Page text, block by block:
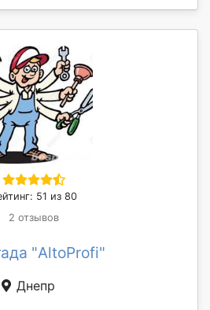
51 из 80
2 отзывов
"AltoProfi"
Днепр